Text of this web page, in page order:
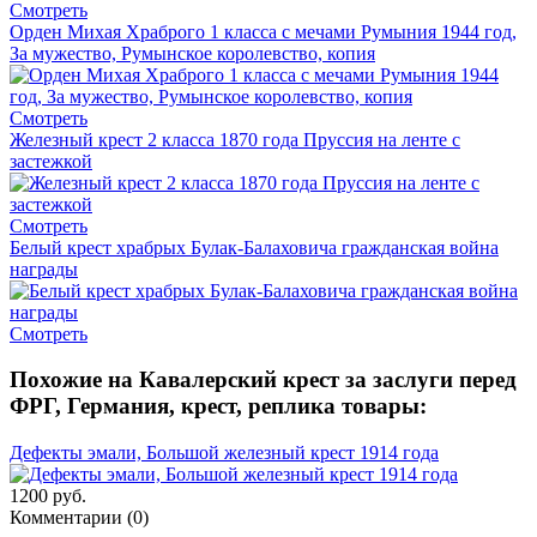
Смотреть
Орден Михая Храброго 1 класса с мечами Румыния 1944 год,
За мужество, Румынское королевство, копия
Смотреть
Железный крест 2 класса 1870 года Пруссия на ленте с
застежкой
Смотреть
Белый крест храбрых Булак-Балаховича гражданская война
награды
Смотреть
Похожие на Кавалерский крест за заслуги перед
ФРГ, Германия, крест, реплика товары:
Дефекты эмали, Большой железный крест 1914 года
1200 руб.
Комментарии (0)